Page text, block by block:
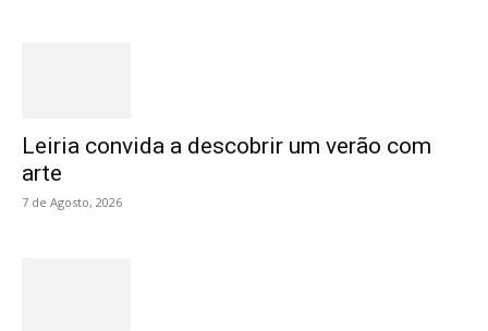
Leiria convida a descobrir um verão com
arte
7 de Agosto, 2026